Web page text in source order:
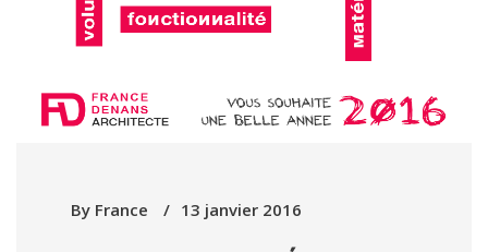
By France 13 janvier 2016